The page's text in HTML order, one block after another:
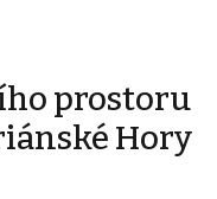
prostoru
Hory